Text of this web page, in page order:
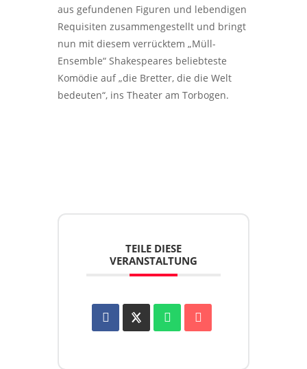
aus gefundenen Figuren und lebendigen
Requisiten zusammengestellt und bringt
nun mit diesem verrücktem „Müll-
Ensemble“ Shakespeares beliebteste
Komödie auf „die Bretter, die die Welt
bedeuten“, ins Theater am Torbogen.
TEILE DIESE
VERANSTALTUNG